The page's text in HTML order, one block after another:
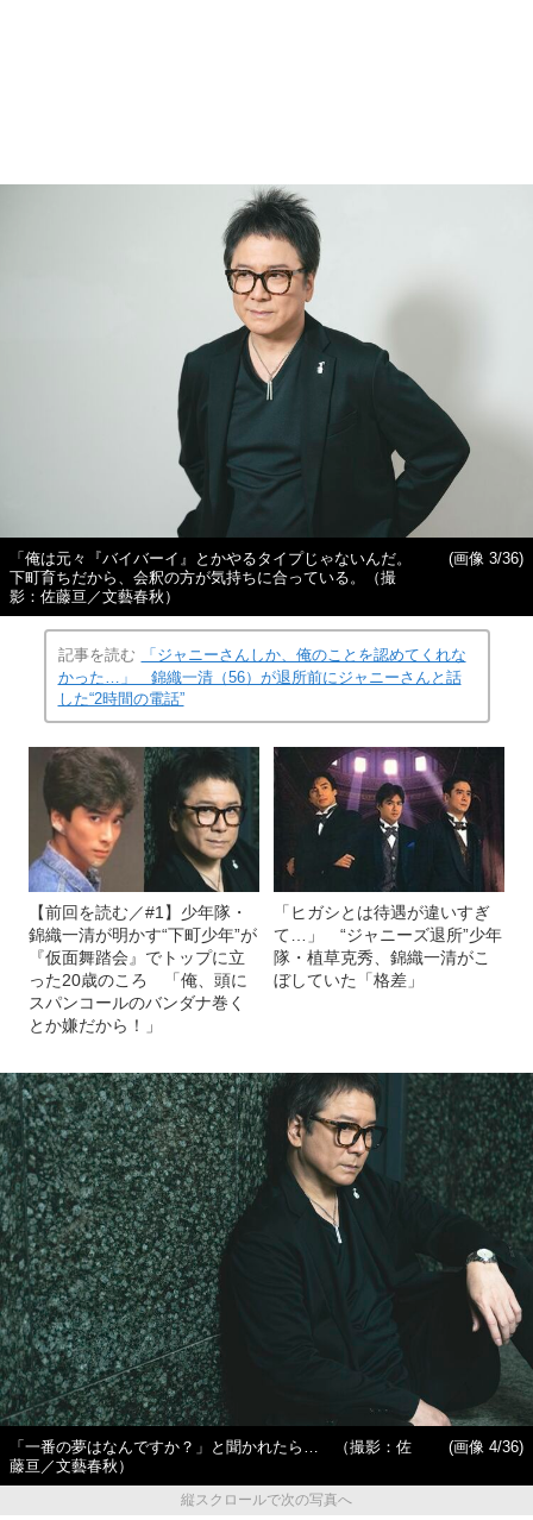
「俺は元々『バイバーイ』とかやるタイプじゃないんだ。
下町育ちだから、会釈の方が気持ちに合っている。（撮
影：佐藤亘／文藝春秋）
(画像 3/36)
記事を読む
「ジャニーさんしか、俺のことを認めてくれな
かった…」 錦織一清（56）が退所前にジャニーさんと話
した“2時間の電話”
【前回を読む／#1】少年隊・
錦織一清が明かす“下町少年”が
『仮面舞踏会』でトップに立
った20歳のころ 「俺、頭に
スパンコールのバンダナ巻く
とか嫌だから！」
「ヒガシとは待遇が違いすぎ
て…」 “ジャニーズ退所”少年
隊・植草克秀、錦織一清がこ
ぼしていた「格差」
「一番の夢はなんですか？」と聞かれたら… （撮影：佐
藤亘／文藝春秋）
(画像 4/36)
縦スクロールで次の写真へ